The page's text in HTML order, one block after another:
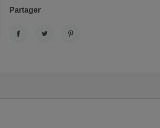
Partager